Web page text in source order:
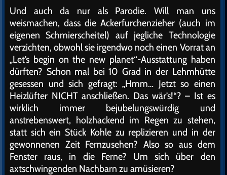
Und auch da nur als Parodie. Will man uns
weismachen, dass die Ackerfurchenzieher (auch im
eigenen Schmierscheitel) auf jegliche Technologie
verzichten, obwohl sie irgendwo noch einen Vorrat an
„Let’s begin on the new planet“-Ausstattung haben
dürften? Schon mal bei 10 Grad in der Lehmhütte
gesessen und sich gefragt: „Hmm… Jetzt so einen
Heizlüfter NICHT anschließen. Das wär’s!“? – Ist es
wirklich immer bejubelungswürdig und
anstrebenswert, holzhackend im Regen zu stehen,
statt sich ein Stück Kohle zu replizieren und in der
gewonnenen Zeit Fernzusehen? Also so aus dem
Fenster raus, in die Ferne? Um sich über den
axtschwingenden Nachbarn zu amüsieren?